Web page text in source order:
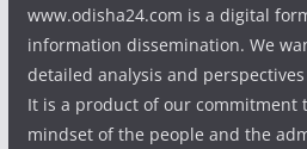
www.odisha24.com is a digital
information dissemination. We
detailed analysis and
It is a product of our commitment
mindset of the people and the